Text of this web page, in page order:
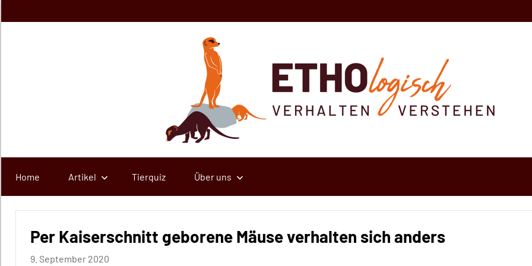
Inhalt
Home Artikel Tierquiz Über uns
Per Kaiserschnitt geborene Mäuse verhalten sich anders
9. September 2020